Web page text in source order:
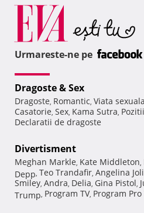
Urmareste-ne pe
Dragoste & Sex
Dragoste, Romantic, Viata sexuala
Casatorie, Sex, Kama Sutra,
Declaratii de dragoste
Divertisment
Meghan Markle, Kate Middleton,
Depp, Teo Trandafir, Angelina
Smiley, Andra, Delia, Gina Pistol,
Trump, Program TV, Program Pro